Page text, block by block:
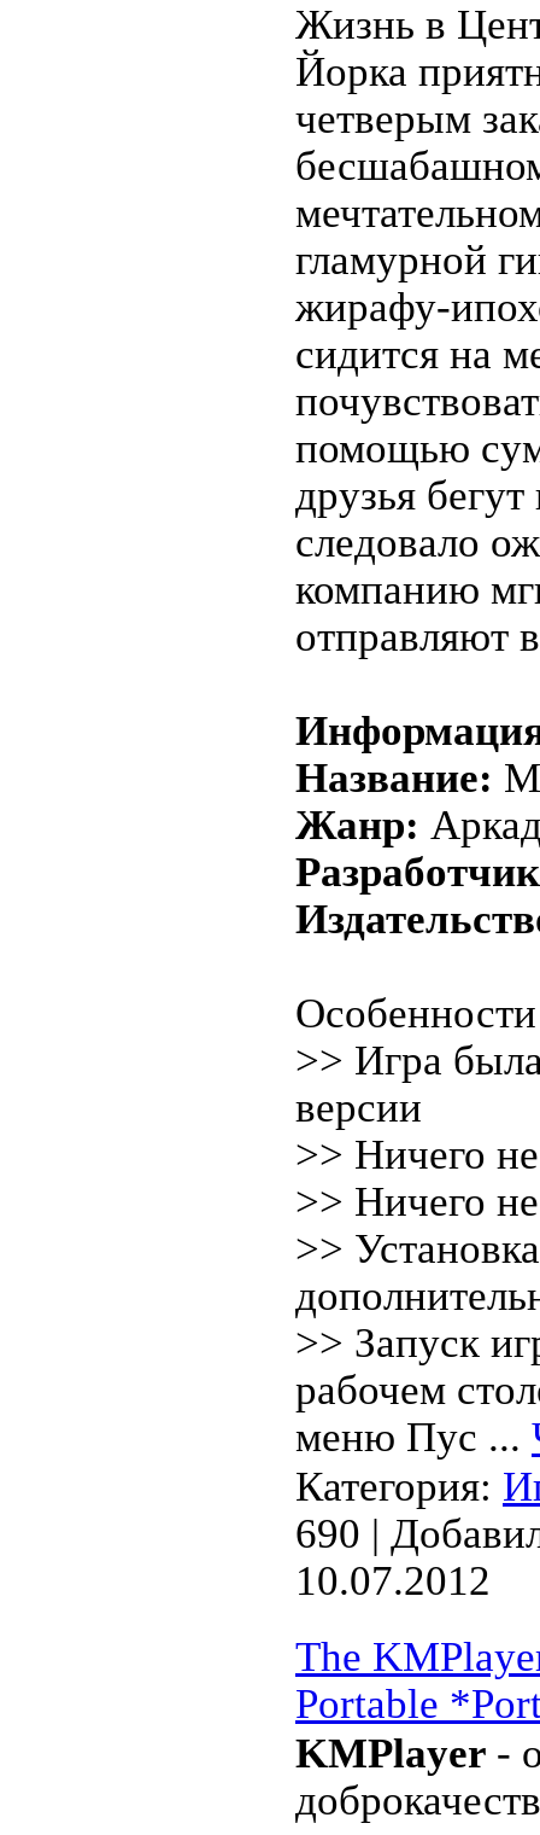
Жизнь в
Йорка
четверым
гламурной
жирафу-
сидится на
помощью
друзья
следовало
компанию
отправляют
Название:
Жанр:
>> Игра
версии
>> Ничего
>> Ничего
>>
>> Запуск
рабочем
меню Пус ...
Категория:
690 |
10.07.2012
The
Portable
KMPlayer -